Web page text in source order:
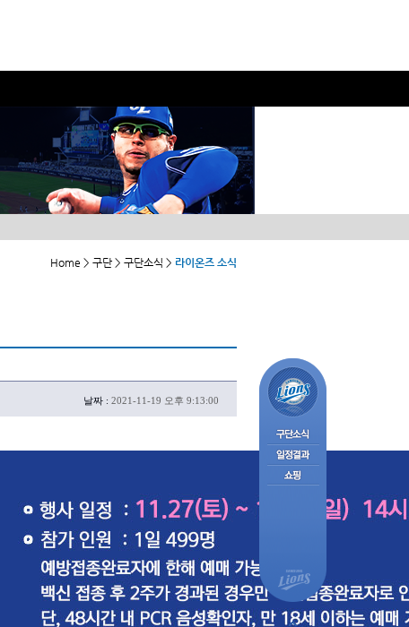
Home > 구단 > 구단소식 > 라이온즈 소식
날짜 : 2021-11-19 오후 9:13:00